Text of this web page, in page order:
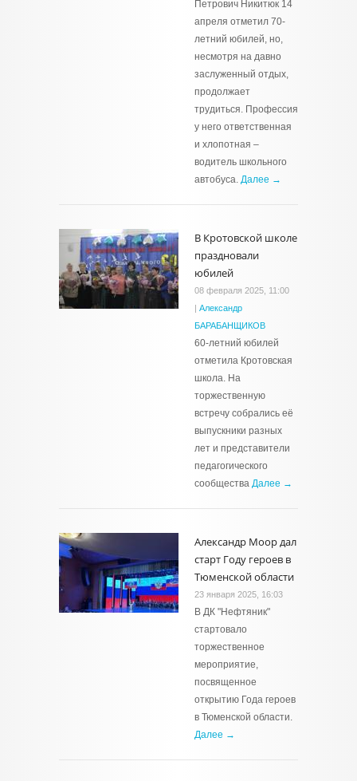
Петрович Никитюк 14
апреля отметил 70-
летний юбилей, но,
несмотря на давно
заслуженный отдых,
продолжает
трудиться. Профессия
у него ответственная
и хлопотная –
водитель школьного
автобуса. Далее →
В Кротовской школе
праздновали
юбилей
08 февраля 2025, 11:00
| Александр
БАРАБАНЩИКОВ
60-летний юбилей
отметила Кротовская
школа. На
торжественную
встречу собрались её
выпускники разных
лет и представители
педагогического
сообщества Далее →
Александр Моор дал
старт Году героев в
Тюменской области
23 января 2025, 16:03
В ДК "Нефтяник"
стартовало
торжественное
мероприятие,
посвященное
открытию Года героев
в Тюменской области.
Далее →